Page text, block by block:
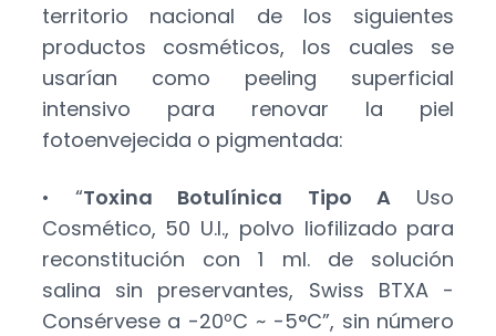
territorio nacional de los siguientes
productos cosméticos, los cuales se
usarían como peeling superficial
intensivo para renovar la piel
fotoenvejecida o pigmentada:
• “Toxina Botulínica Tipo A Uso
Cosmético, 50 U.I., polvo liofilizado para
reconstitución con 1 ml. de solución
salina sin preservantes, Swiss BTXA -
Consérvese a -20ºC ~ -5°C”, sin número